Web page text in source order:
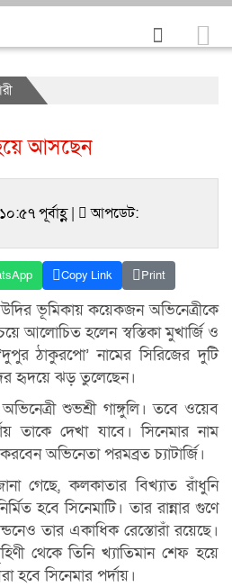
আসছেন
পূর্বাহ্ণ |
আপডেট:
Copy Link Print
ভূমিকায় কয়েকজন অভিনেত্রীকে
আলোচিত হলেন স্বস্তিকা মুখার্জি ও
ঠাকুরপো’ নামের সিরিজের দুটি
হৃদয়ে ঝড় তুলেছেন।
শুভশ্রী গাঙ্গুলি। তবে ওয়েব
তাকে দেখা যাবে। সিনেমার নাম
অভিনেতা পরমব্রত চ্যাটার্জি।
গেছে, কলকাতার বিখ্যাত রাঁধুনি
হবে সিনেমাটি। তার রান্নার গুণে
তার একাধিক রেস্তোরাঁ রয়েছে।
থেকে তিনি খ্যাতিমান শেফ হয়ে
হবে সিনেমার পর্দায়।